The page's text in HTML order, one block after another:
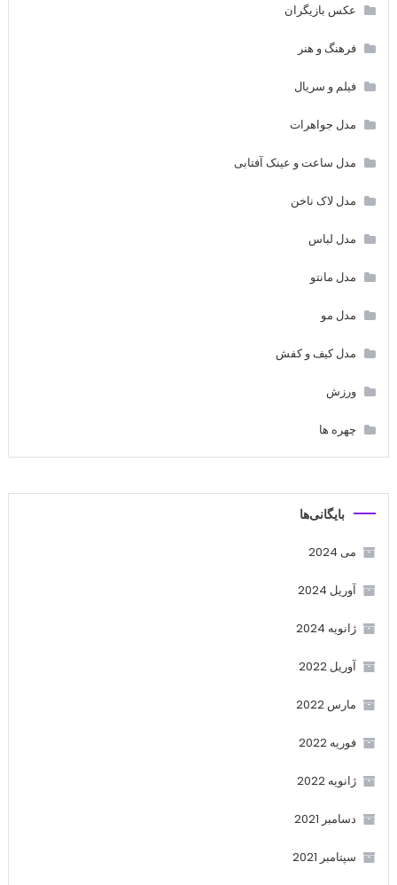
عکس بازیگران
فرهنگ و هنر
فیلم و سریال
مدل جواهرات
مدل ساعت و عینک آفتابی
مدل لاک ناخن
مدل لباس
مدل مانتو
مدل مو
مدل کیف و کفش
ورزش
چهره ها
بایگانی‌ها
می 2024
آوریل 2024
ژانویه 2024
آوریل 2022
مارس 2022
فوریه 2022
ژانویه 2022
دسامبر 2021
سپتامبر 2021